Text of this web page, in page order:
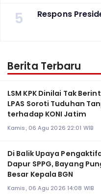
5 Respons
Berita Terbaru
LSM KPK Dinilai Tak
LPAS Soroti Tuduhan
terhadap KONI Jatim
Kamis, 06 Agu 2026 22:01 WIB
Di Balik Upaya
Dapur SPPG, Bayang
Besar Kepala BGN
Kamis, 06 Agu 2026 14:08 WIB